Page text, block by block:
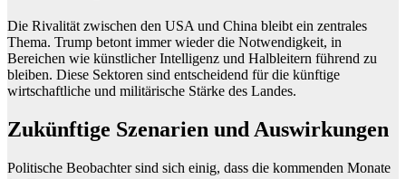
Die Rivalität zwischen den USA und China bleibt ein zentrales
Thema. Trump betont immer wieder die Notwendigkeit, in
Bereichen wie künstlicher Intelligenz und Halbleitern führend zu
bleiben. Diese Sektoren sind entscheidend für die künftige
wirtschaftliche und militärische Stärke des Landes.
Zukünftige Szenarien und Auswirkungen
Politische Beobachter sind sich einig, dass die kommenden Monate